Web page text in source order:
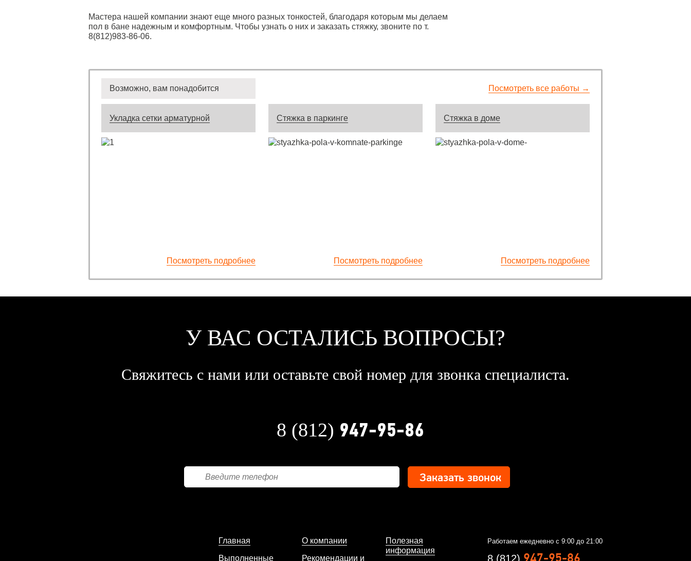
Мастера нашей компании знают еще много разных тонкостей, благодаря которым мы делаем
пол в бане надежным и комфортным. Чтобы узнать о них и заказать стяжку, звоните по т.
8(812)983-86-06.
Возможно, вам понадобится Посмотреть все работы →
Укладка сетки арматурной
Посмотреть подробнее
Стяжка в паркинге
Посмотреть подробнее
Стяжка в доме
Посмотреть подробнее
У ВАС ОСТАЛИСЬ ВОПРОСЫ?
Свяжитесь с нами или оставьте свой номер для звонка специалиста.
8 (812) 947-95-86
Главная
Выполненные
О компании
Рекомендации и
Полезная
информация
Работаем ежедневно с 9:00 до 21:00
8 (812) 947-95-86